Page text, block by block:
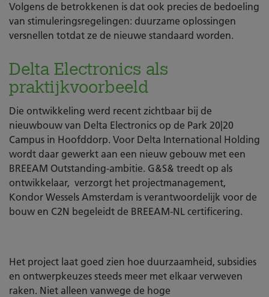
Volgens de betrokkenen is dat ook precies de bedoeling
van stimuleringsregelingen: duurzame oplossingen
versnellen totdat ze de nieuwe standaard worden.
Delta Electronics als
praktijkvoorbeeld
Die ontwikkeling werd recent zichtbaar bij de
nieuwbouw van Delta Electronics op de Park 20|20
Campus in Hoofddorp. Voor Delta International Holding
wordt daar gewerkt aan een nieuw gebouw met een
BREEAM Outstanding-ambitie. G&S& treedt op als
ontwikkelaar, verzorgt het projectmanagement,
Kondor Wessels Amsterdam is verantwoordelijk voor de
bouw en C2N begeleidt de BREEAM-NL certificering.
Het project laat goed zien hoe duurzaamheid, subsidies
en ontwerpkeuzes steeds meer met elkaar verweven
raken. Niet alleen vanwege de hoge